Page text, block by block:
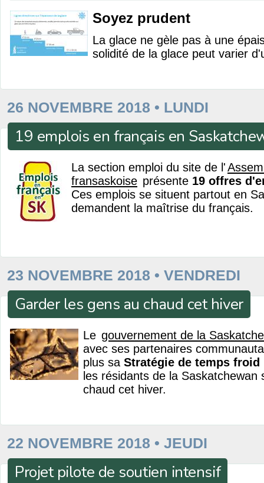
Soyez prudent
La glace ne gèle pas à une
solidité de la glace peut varier
26 NOVEMBRE 2018 • LUNDI
19 emplois en français en
La section emploi du site de l'
fransaskoise présente 19 offres
Ces emplois se situent partout en
demandent la maîtrise du français.
23 NOVEMBRE 2018 • VENDREDI
Garder les gens au chaud cet hiver
Le gouvernement de la
avec ses partenaires
plus sa Stratégie de temps froid
les résidants de la
chaud cet hiver.
22 NOVEMBRE 2018 • JEUDI
Projet pilote de soutien intensif